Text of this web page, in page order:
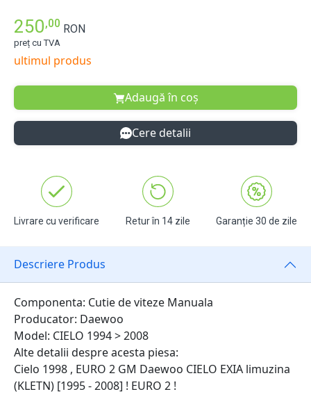
250,00 RON
preț cu TVA
ultimul produs
Adaugă în coș
Cere detalii
Livrare cu verificare Retur în 14 zile Garanție 30 de zile
Descriere Produs
Componenta: Cutie de viteze Manuala
Producator: Daewoo
Model: CIELO 1994 > 2008
Alte detalii despre acesta piesa:
Cielo 1998 , EURO 2 GM Daewoo CIELO EXIA limuzina
(KLETN) [1995 - 2008] ! EURO 2 !